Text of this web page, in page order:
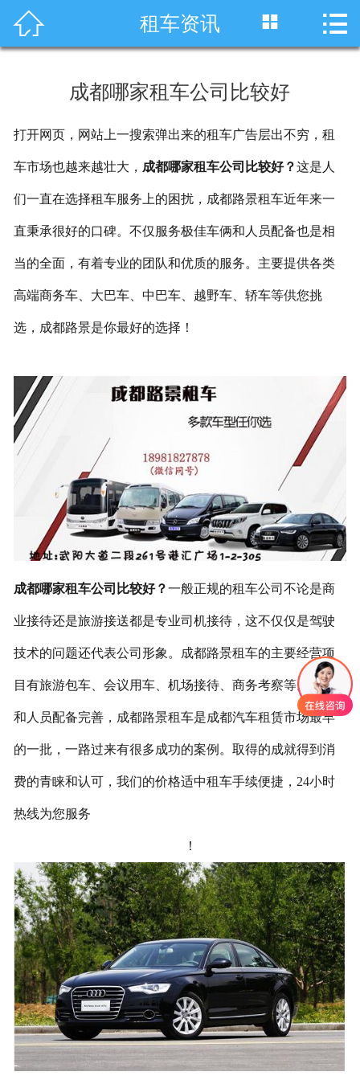
 首页
川藏线租车
服务项目
租车资讯
租车价格
 租车资讯  
成都哪家租车公司比较好
打开网页，网站上一搜索弹出来的租车广告层出不穷，租
车市场也越来越壮大， 成都哪家租车公司比较好？这是人
们一直在选择租车服务上的困扰，成都路景租车近年来一
直秉承很好的口碑。不仅服务极佳车俩和人员配备也是相
当的全面，有着专业的团队和优质的服务。主要提供各类
高端商务车、大巴车、中巴车、越野车、轿车等供您挑
选，成都路景是你最好的选择！
成都哪家租车公司比较好？一般正规的租车公司不论是商
业接待还是旅游接送都是专业司机接待，这不仅仅是驾驶
技术的问题还代表公司形象。成都路景租车的主要经营项
目有旅游包车、会议用车、机场接待、商务考察等。轿车
和人员配备完善，成都路景租车是成都汽车租赁市场最早
的一批，一路过来有很多成功的案例。取得的成就得到消
费的青睐和认可，我们的价格适中租车手续便捷，24小时
热线为您服务
！